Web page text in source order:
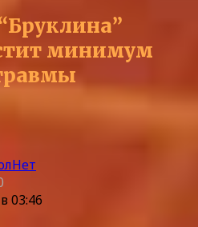
минимум
Нет
03:46